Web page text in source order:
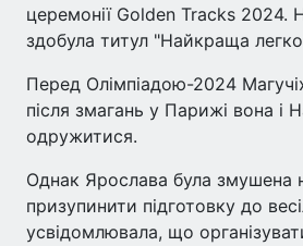
церемонії Golden Tracks 2024.
здобула титул "Найкраща
Перед Олімпіадою-2024
після змагань у Парижі вона і
одружитися.
Однак Ярослава була змушена
призупинити підготовку до
усвідомлювала, що